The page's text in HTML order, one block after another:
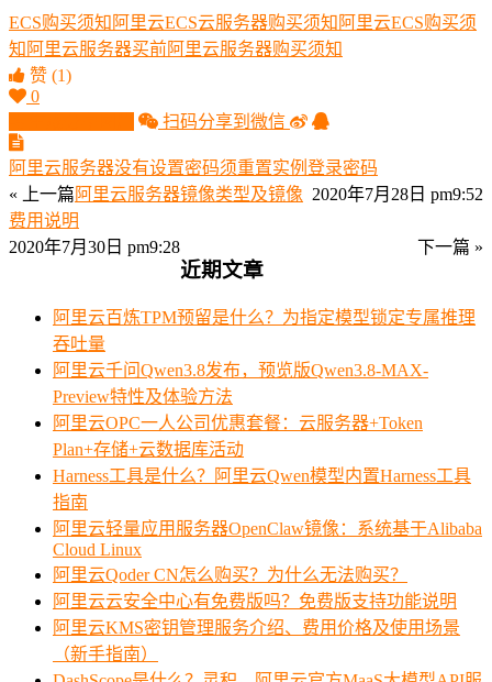
ECS购买须知 阿里云ECS云服务器购买须知 阿里云ECS购买须
知 阿里云服务器买前阿里云服务器购买须知
赞 (1)
0
扫码分享到微信
阿里云服务器没有设置密码须重置实例登录密码
« 上一篇
2020年7月28日 pm9:52
阿里云服务器镜像类型及镜像
费用说明
下一篇 »
2020年7月30日 pm9:28
近期文章
阿里云百炼TPM预留是什么？为指定模型锁定专属推理
吞吐量
阿里云千问Qwen3.8发布，预览版Qwen3.8-MAX-
Preview特性及体验方法
阿里云OPC一人公司优惠套餐：云服务器+Token
Plan+存储+云数据库活动
Harness工具是什么？阿里云Qwen模型内置Harness工具
指南
阿里云轻量应用服务器OpenClaw镜像：系统基于Alibaba
Cloud Linux
阿里云Qoder CN怎么购买？为什么无法购买？
阿里云云安全中心有免费版吗？免费版支持功能说明
阿里云KMS密钥管理服务介绍、费用价格及使用场景
（新手指南）